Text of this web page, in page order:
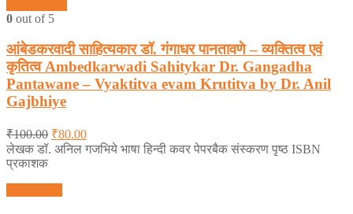
0 out of 5
आंबेडकरवादी साहित्यकार डॉ. गंगाधर पानतावणे – व्यक्तित्व एवं
कृतित्व Ambedkarwadi Sahitykar Dr. Gangadha
Pantawane – Vyaktitva evam Krutitva by Dr. Anil
Gajbhiye
₹100.00 ₹80.00
लेखक डॉ. अनिल गजभिये भाषा हिन्दी कवर पेपरबैक संस्करण पृष्ठ ISBN
प्रकाशक